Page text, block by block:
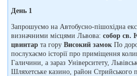
День 1
Запрошуємо на Автобусно-пішохідна
визначними місцями Львова: собор св.
цвинтар та гору Високий замок По
послухаємо історії про приміщення
Галичини, а зараз Університету,
Шляхетське казино, район Стрийського